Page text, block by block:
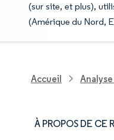
(sur site, et plus),
(Amérique du Nord,
Accueil
À PROPOS DE CE